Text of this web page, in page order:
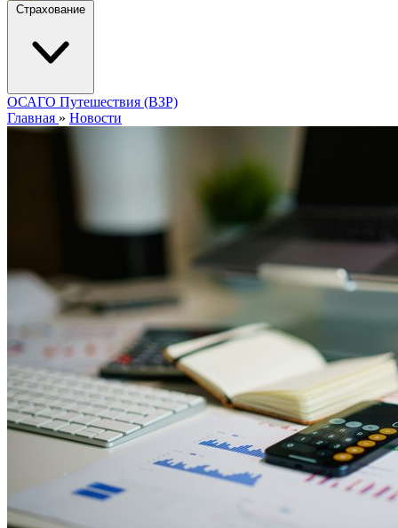
Страхование
ОСАГО Путешествия (ВЗР)
Главная » Новости